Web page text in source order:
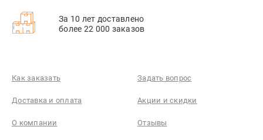
За 10 лет доставлено
более 22 000 заказов
Как заказать Задать вопрос
Доставка и оплата Акции и скидки
О компании Отзывы